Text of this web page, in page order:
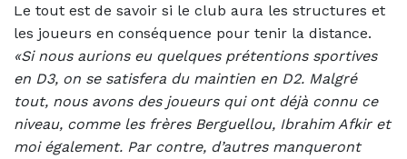
Le tout est de savoir si le club aura les structures et
les joueurs en conséquence pour tenir la distance.
«Si nous aurions eu quelques prétentions sportives
en D3, on se satisfera du maintien en D2. Malgré
tout, nous avons des joueurs qui ont déjà connu ce
niveau, comme les frères Berguellou, Ibrahim Afkir et
moi également. Par contre, d’autres manqueront